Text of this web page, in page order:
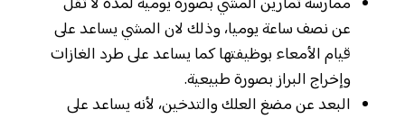
عن نصف ساعة يوميا، وذلك لان المشي يساعد على
قيام الأمعاء بوظيفتها كما يساعد على طرد الغازات
وإخراج البراز بصورة طبيعية.
البعد عن مضغ العلك والتدخين، لأنه يساعد على